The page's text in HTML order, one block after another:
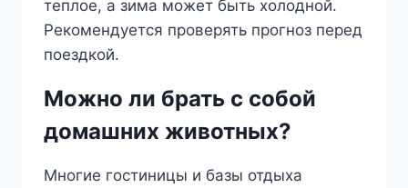
теплое, а зима может быть холодной.
Рекомендуется проверять прогноз перед
поездкой.
Можно ли брать с собой
домашних животных?
Многие гостиницы и базы отдыха